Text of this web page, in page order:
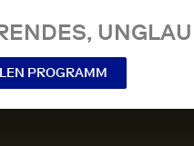
PROGRAMM